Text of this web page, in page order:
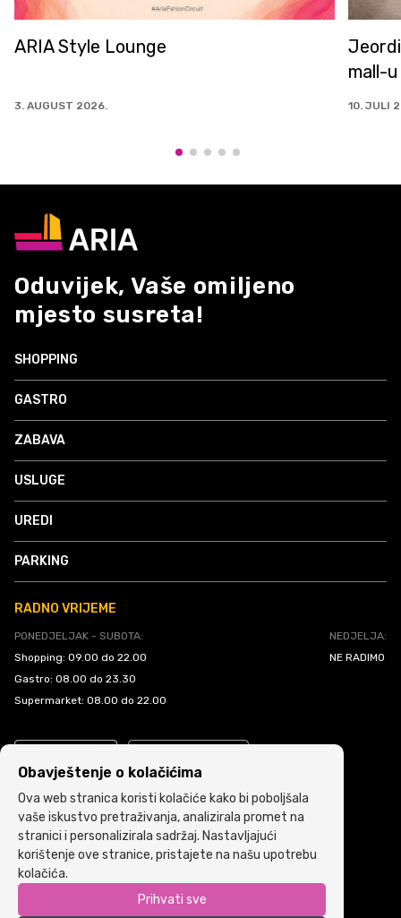
Jeordie's u od sada u ARIA
10. JULI 2026. 7. JULI
Oduvijek, Vaše omiljeno
mjesto susreta!
SHOPPING
GASTRO
ZABAVA
USLUGE
UREDI
PARKING
RADNO VRIJEME
PONEDJELJAK - SUBOTA:
Shopping: 09.00 do 22.00
Gastro: 08.00 do 23.30
Supermarket: 08.00 do 22.00
NEDJELJA:
NE RADIMO
Politika kolačića Uslovi i pravila korištenja
Copyright © 2022 ARIA | Sva prava zadržana
Obavještenje o kolačićima
Ova web stranica koristi kolačiće kako bi poboljšala
vaše iskustvo pretraživanja, analizirala promet na
stranici i personalizirala sadržaj. Nastavljajući
korištenje ove stranice, pristajete na našu upotrebu
kolačića.
Prihvati sve